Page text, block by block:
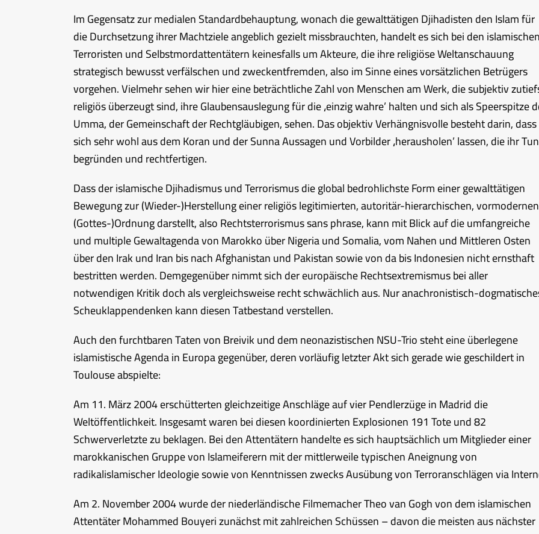
Im Gegensatz zur medialen Standardbehauptung, wonach die gewalttätigen Djihadisten den Islam für
die Durchsetzung ihrer Machtziele angeblich gezielt missbrauchten, handelt es sich bei den islamischen
Terroristen und Selbstmordattentätern keinesfalls um Akteure, die ihre religiöse Weltanschauung
strategisch bewusst verfälschen und zweckentfremden, also im Sinne eines vorsätzlichen Betrügers
vorgehen. Vielmehr sehen wir hier eine beträchtliche Zahl von Menschen am Werk, die subjektiv
religiös überzeugt sind, ihre Glaubensauslegung für die ‚einzig wahre’ halten und sich als Speerspitze
Umma, der Gemeinschaft der Rechtgläubigen, sehen. Das objektiv Verhängnisvolle besteht darin, dass
sich sehr wohl aus dem Koran und der Sunna Aussagen und Vorbilder ‚herausholen’ lassen, die ihr Tun
begründen und rechtfertigen.
Dass der islamische Djihadismus und Terrorismus die global bedrohlichste Form einer gewalttätigen
Bewegung zur (Wieder-)Herstellung einer religiös legitimierten, autoritär-hierarchischen, vormodernen
(Gottes-)Ordnung darstellt, also Rechtsterrorismus sans phrase, kann mit Blick auf die umfangreiche
und multiple Gewaltagenda von Marokko über Nigeria und Somalia, vom Nahen und Mittleren Osten
über den Irak und Iran bis nach Afghanistan und Pakistan sowie von da bis Indonesien nicht ernsthaft
bestritten werden. Demgegenüber nimmt sich der europäische Rechtsextremismus bei aller
notwendigen Kritik doch als vergleichsweise recht schwächlich aus. Nur anachronistisch-
Scheuklappendenken kann diesen Tatbestand verstellen.
Auch den furchtbaren Taten von Breivik und dem neonazistischen NSU-Trio steht eine überlegene
islamistische Agenda in Europa gegenüber, deren vorläufig letzter Akt sich gerade wie geschildert in
Toulouse abspielte:
Am 11. März 2004 erschütterten gleichzeitige Anschläge auf vier Pendlerzüge in Madrid die
Weltöffentlichkeit. Insgesamt waren bei diesen koordinierten Explosionen 191 Tote und 82
Schwerverletzte zu beklagen. Bei den Attentätern handelte es sich hauptsächlich um Mitglieder einer
marokkanischen Gruppe von Islameiferern mit der mittlerweile typischen Aneignung von
radikalislamischer Ideologie sowie von Kenntnissen zwecks Ausübung von Terroranschlägen via
Am 2. November 2004 wurde der niederländische Filmemacher Theo van Gogh von dem islamischen
Attentäter Mohammed Bouyeri zunächst mit zahlreichen Schüssen – davon die meisten aus nächster